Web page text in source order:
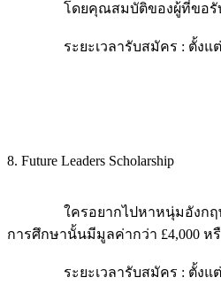
โดยคุณสมบัติของผู้ที่ขอรับทุนนั้น
ระยะเวลารับสมัคร : ตั้งแต่วั
8. Future Leaders Scholarship
ใครอยากไปหาหนุ่มอังกฤษ เอ้ย
การศึกษานั้นมีมูลค่ากว่า £4,000 ห
ระยะเวลารับสมัคร : ตั้งแต่วั